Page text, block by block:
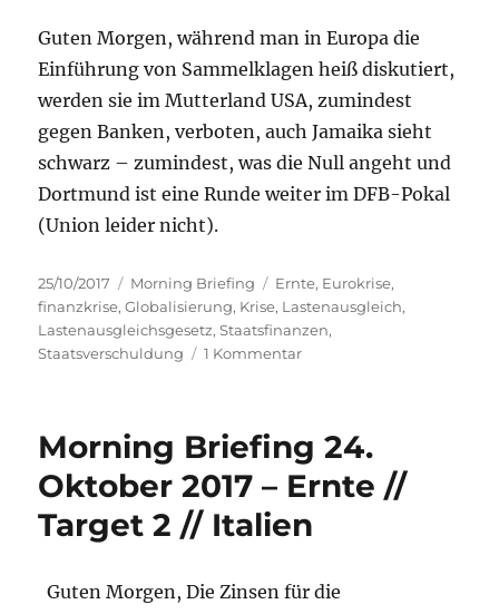
Ernte
Guten Morgen, während man in Europa die
Einführung von Sammelklagen heiß diskutiert,
werden sie im Mutterland USA, zumindest
gegen Banken, verboten, auch Jamaika sieht
schwarz – zumindest, was die Null angeht und
Dortmund ist eine Runde weiter im DFB-Pokal
(Union leider nicht).
Veröffentlicht
am
25/10/2017 Kategorien
Morning Briefing Schlagwörter
Ernte, Eurokrise,
finanzkrise,Globalisierung, Krise, Lastenausgleich,
Lastenausgleichsgesetz,Staatsfinanzen,
Staatsverschuldung
1 Kommentarzu
25.
Oktober
2017
//
Ernte
reloaded
Morning Briefing 24.
Oktober 2017 – Ernte //
Target 2 // Italien
Guten Morgen, Die Zinsen für die